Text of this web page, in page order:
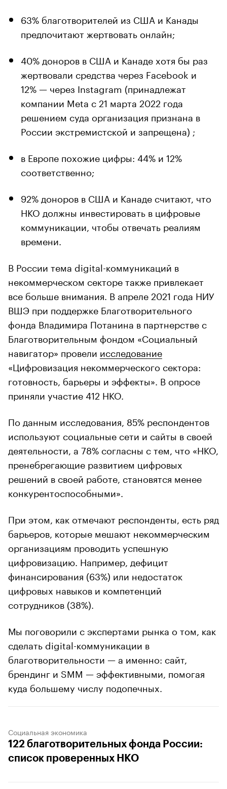
63% благотворителей из США и Канады
предпочитают жертвовать онлайн;
40% доноров в США и Канаде хотя бы раз
жертвовали средства через Facebook и
12% — через Instagram (принадлежат
компании Meta с 21 марта 2022 года
решением суда организация признана в
России экстремистской и запрещена) ;
в Европе похожие цифры: 44% и 12%
соответственно;
92% доноров в США и Канаде считают, что
НКО должны инвестировать в цифровые
коммуникации, чтобы отвечать реалиям
времени.
В России тема digital-коммуникаций в
некоммерческом секторе также привлекает
все больше внимания. В апреле 2021 года НИУ
ВШЭ при поддержке Благотворительного
фонда Владимира Потанина в партнерстве с
Благотворительным фондом «Социальный
навигатор» провели исследование
«Цифровизация некоммерческого сектора:
готовность, барьеры и эффекты». В опросе
приняли участие 412 НКО.
По данным исследования, 85% респондентов
используют социальные сети и сайты в своей
деятельности, а 78% согласны с тем, что «НКО,
пренебрегающие развитием цифровых
решений в своей работе, становятся менее
конкурентоспособными».
При этом, как отмечают респонденты, есть ряд
барьеров, которые мешают некоммерческим
организациям проводить успешную
цифровизацию. Например, дефицит
финансирования (63%) или недостаток
цифровых навыков и компетенций
сотрудников (38%).
Мы поговорили с экспертами рынка о том, как
сделать digital-коммуникации в
благотворительности — а именно: сайт,
брендинг и SMM — эффективными, помогая
куда большему числу подопечных.
Социальная экономика
122 благотворительных фонда России:
список проверенных НКО